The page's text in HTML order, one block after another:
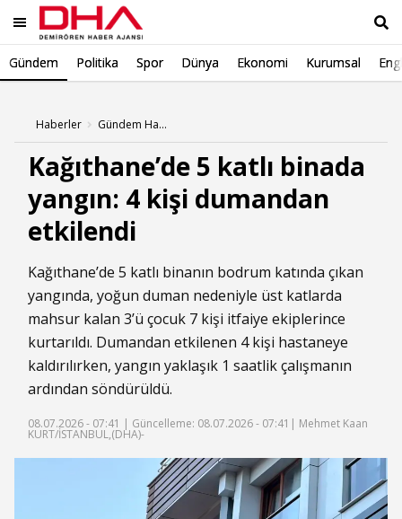
Gündem Politika Spor Dünya Ekonomi Kurumsal
Haberler Gündem Haberleri
Kağıthane’de 5 katlı binada
yangın: 4 kişi dumandan
etkilendi
Kağıthane’de 5 katlı binanın bodrum katında çıkan
yangında, yoğun duman nedeniyle üst katlarda
mahsur kalan 3’ü çocuk 7 kişi itfaiye ekiplerince
kurtarıldı. Dumandan etkilenen 4 kişi hastaneye
kaldırılırken, yangın yaklaşık 1 saatlik çalışmanın
ardından söndürüldü.
08.07.2026 - 07:41 | Güncelleme: 08.07.2026 - 07:41 | Mehmet Kaan
KURT/İSTANBUL,(DHA)-